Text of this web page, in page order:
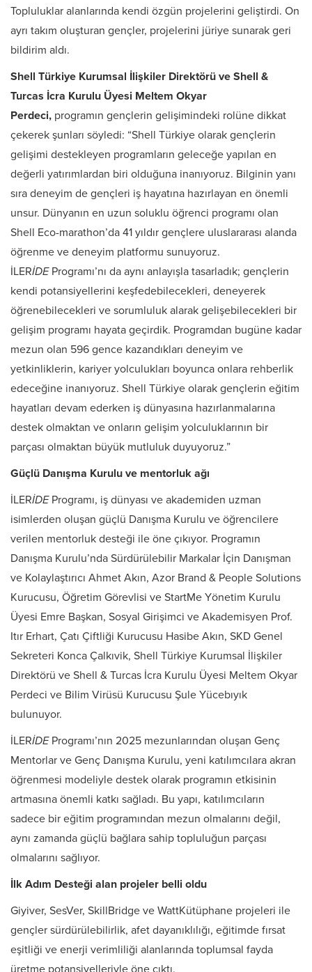
Topluluklar alanlarında kendi özgün projelerini geliştirdi. On
ayrı takım oluşturan gençler, projelerini jüriye sunarak geri
bildirim aldı.
Shell Türkiye Kurumsal İlişkiler Direktörü ve Shell &
Turcas İcra Kurulu Üyesi Meltem Okyar
Perdeci, programın gençlerin gelişimindeki rolüne dikkat
çekerek şunları söyledi: “Shell Türkiye olarak gençlerin
gelişimi destekleyen programların geleceğe yapılan en
değerli yatırımlardan biri olduğuna inanıyoruz. Bilginin yanı
sıra deneyim de gençleri iş hayatına hazırlayan en önemli
unsur. Dünyanın en uzun soluklu öğrenci programı olan
Shell Eco-marathon’da 41 yıldır gençlere uluslararası alanda
öğrenme ve deneyim platformu sunuyoruz.
İLERİDEProgramı’nı da aynı anlayışla tasarladık; gençlerin
kendi potansiyellerini keşfedebilecekleri, deneyerek
öğrenebilecekleri ve sorumluluk alarak gelişebilecekleri bir
gelişim programı hayata geçirdik. Programdan bugüne kadar
mezun olan 596 gence kazandıkları deneyim ve
yetkinliklerin, kariyer yolculukları boyunca onlara rehberlik
edeceğine inanıyoruz. Shell Türkiye olarak gençlerin eğitim
hayatları devam ederken iş dünyasına hazırlanmalarına
destek olmaktan ve onların gelişim yolculuklarının bir
parçası olmaktan büyük mutluluk duyuyoruz.”
Güçlü Danışma Kurulu ve mentorluk ağı
İLERİDEProgramı, iş dünyası ve akademiden uzman
isimlerden oluşan güçlü Danışma Kurulu ve öğrencilere
verilen mentorluk desteği ile öne çıkıyor. Programın
Danışma Kurulu’nda Sürdürülebilir Markalar İçin Danışman
ve Kolaylaştırıcı Ahmet Akın, Azor Brand & People Solutions
Kurucusu, Öğretim Görevlisi ve StartMe Yönetim Kurulu
Üyesi Emre Başkan, Sosyal Girişimci ve Akademisyen Prof.
Itır Erhart, Çatı Çiftliği Kurucusu Hasibe Akın, SKD Genel
Sekreteri Konca Çalkıvik, Shell Türkiye Kurumsal İlişkiler
Direktörü ve Shell & Turcas İcra Kurulu Üyesi Meltem Okyar
Perdeci ve Bilim Virüsü Kurucusu Şule Yücebıyık
bulunuyor.
İLERİDEProgramı’nın 2025 mezunlarından oluşan Genç
Mentorlar ve Genç Danışma Kurulu, yeni katılımcılara akran
öğrenmesi modeliyle destek olarak programın etkisinin
artmasına önemli katkı sağladı. Bu yapı, katılımcıların
sadece bir eğitim programından mezun olmalarını değil,
aynı zamanda güçlü bağlara sahip topluluğun parçası
olmalarını sağlıyor.
İlk Adım Desteği alan projeler belli oldu
Giyiver, SesVer, SkillBridge ve WattKütüphane projeleri ile
gençler sürdürülebilirlik, afet dayanıklılığı, eğitimde fırsat
eşitliği ve enerji verimliliği alanlarında toplumsal fayda